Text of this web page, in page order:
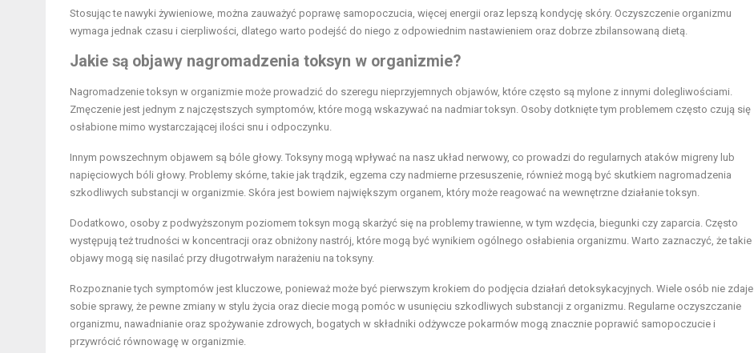
Stosując te nawyki żywieniowe, można zauważyć poprawę samopoczucia, więcej energii oraz lepszą kondycję skóry. Oczyszczenie organizmu
wymaga jednak czasu i cierpliwości, dlatego warto podejść do niego z odpowiednim nastawieniem oraz dobrze zbilansowaną dietą.
Jakie są objawy nagromadzenia toksyn w organizmie?
Nagromadzenie toksyn w organizmie może prowadzić do szeregu nieprzyjemnych objawów, które często są mylone z innymi dolegliwościami.
Zmęczenie jest jednym z najczęstszych symptomów, które mogą wskazywać na nadmiar toksyn. Osoby dotknięte tym problemem często czują się
osłabione mimo wystarczającej ilości snu i odpoczynku.
Innym powszechnym objawem są bóle głowy. Toksyny mogą wpływać na nasz układ nerwowy, co prowadzi do regularnych ataków migreny lub
napięciowych bóli głowy. Problemy skórne, takie jak trądzik, egzema czy nadmierne przesuszenie, również mogą być skutkiem nagromadzenia
szkodliwych substancji w organizmie. Skóra jest bowiem największym organem, który może reagować na wewnętrzne działanie toksyn.
Dodatkowo, osoby z podwyższonym poziomem toksyn mogą skarżyć się na problemy trawienne, w tym wzdęcia, biegunki czy zaparcia. Często
występują też trudności w koncentracji oraz obniżony nastrój, które mogą być wynikiem ogólnego osłabienia organizmu. Warto zaznaczyć, że takie
objawy mogą się nasilać przy długotrwałym narażeniu na toksyny.
Rozpoznanie tych symptomów jest kluczowe, ponieważ może być pierwszym krokiem do podjęcia działań detoksykacyjnych. Wiele osób nie zdaje
sobie sprawy, że pewne zmiany w stylu życia oraz diecie mogą pomóc w usunięciu szkodliwych substancji z organizmu. Regularne oczyszczanie
organizmu, nawadnianie oraz spożywanie zdrowych, bogatych w składniki odżywcze pokarmów mogą znacznie poprawić samopoczucie i
przywrócić równowagę w organizmie.